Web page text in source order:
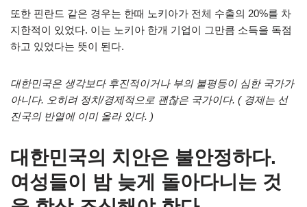
또한 핀란드 같은 경우는 한때 노키아가 전체 수출의 20%를 차
지한적이 있었다. 이는 노키아 한개 기업이 그만큼 소득을 독점
하고 있었다는 뜻이 된다.
대한민국은 생각보다 후진적이거나 부의 불평등이 심한 국가가
아니다. 오히려 정치/경제적으로 괜찮은 국가이다. ( 경제는 선
진국의 반열에 이미 올라 있다. )
대한민국의 치안은 불안정하다.
여성들이 밤 늦게 돌아다니는 것